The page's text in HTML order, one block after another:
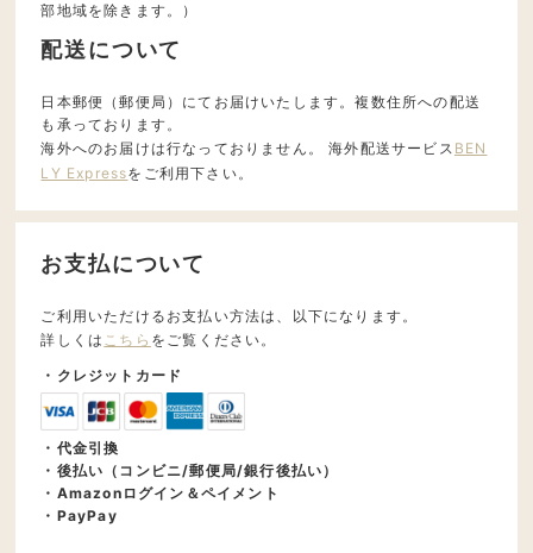
部地域を除きます。）
配送について
日本郵便（郵便局）にてお届けいたします。複数住所への配送
も承っております。
海外へのお届けは行なっておりません。 海外配送サービス BEN
LY Expressをご利用下さい。
お支払について
ご利用いただけるお支払い方法は、以下になります。
詳しくは こちら をご覧ください。
・クレジットカード
・代金引換
・後払い（コンビニ/郵便局/銀行後払い）
・Amazonログイン＆ペイメント
・PayPay